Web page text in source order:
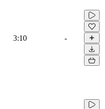
3:10 -